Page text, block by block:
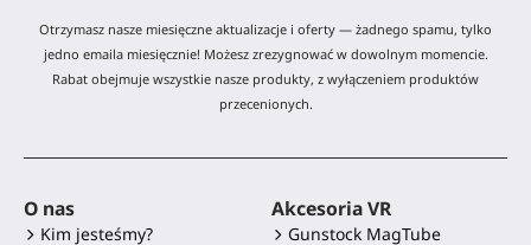
Otrzymasz nasze miesięczne aktualizacje i oferty — żadnego spamu, tylko
jedno emaila miesięcznie! Możesz zrezygnować w dowolnym momencie.
Rabat obejmuje wszystkie nasze produkty, z wyłączeniem produktów
przecenionych.
O nas
Kim jesteśmy?
Akcesoria VR
Gunstock MagTube